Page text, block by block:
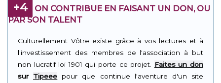
+4
ON CONTRIBUE EN FAISANT UN DON, OU
PAR SON TALENT
Culturellement Vôtre existe grâce à vos lectures et à
l'investissement des membres de l'association à but
non lucratif loi 1901 qui porte ce projet. Faites un don
sur Tipeee pour que continue l'aventure d'un site